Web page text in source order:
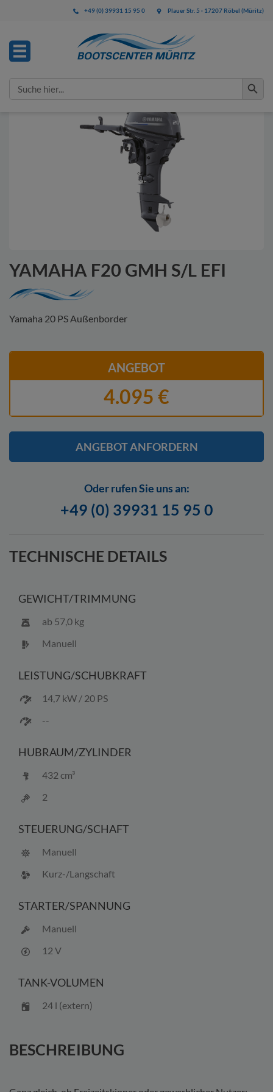
+49 (0) 39931 15 95 0 Plauer Str. 5 · 17207 Röbel (Müritz)
Search
for:
Search Button
YAMAHA F20 GMH S/L EFI
Yamaha 20 PS Außenborder
ANGEBOT
4.095 €
ANGEBOT ANFORDERN
Oder rufen Sie uns an:
+49 (0) 39931 15 95 0
TECHNISCHE DETAILS
GEWICHT/TRIMMUNG
ab 57,0 kg
Manuell
LEISTUNG/SCHUBKRAFT
14,7 kW / 20 PS
--
HUBRAUM/ZYLINDER
432 cm³
2
STEUERUNG/SCHAFT
Manuell
Kurz-/Langschaft
STARTER/SPANNUNG
Manuell
12 V
TANK-VOLUMEN
24 l (extern)
BESCHREIBUNG
IHRE ANFRAGE
Bitte füllen Sie alle mit * gekennzeichneten Felder aus.
Diese Angaben benötigen wir zur Bearbeitung Ihrer
Hier finden Sie unsere Datenschutzerklärung. Ich stimme zu, dass
info@bootscenter-mueritz.de widerrufen.